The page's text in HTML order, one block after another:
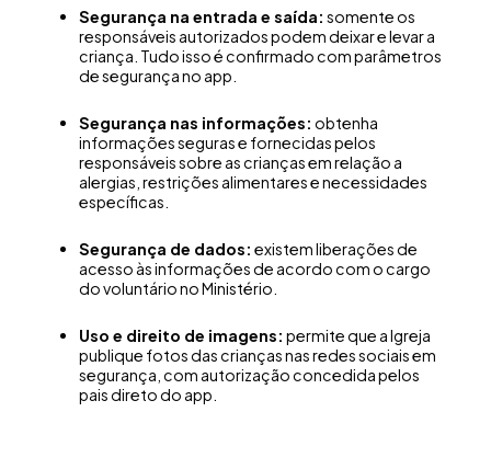
Segurança na entrada e saída: somente os
responsáveis autorizados podem deixar e levar a
criança. Tudo isso é confirmado com parâmetros
de segurança no app.
Segurança nas informações: obtenha
informações seguras e fornecidas pelos
responsáveis sobre as crianças em relação a
alergias, restrições alimentares e necessidades
específicas.
Segurança de dados: existem liberações de
acesso às informações de acordo com o cargo
do voluntário no Ministério.
Uso e direito de imagens: permite que a Igreja
publique fotos das crianças nas redes sociais em
segurança, com autorização concedida pelos
pais direto do app.